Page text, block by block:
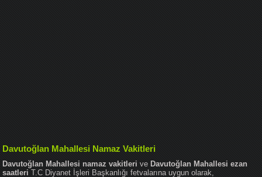
Davutoğlan Mahallesi Namaz Vakitleri
Davutoğlan Mahallesi namaz vakitleri ve Davutoğlan Mahallesi ezan
saatleri T.C Diyanet İşleri Başkanlığı fetvalarına uygun olarak,